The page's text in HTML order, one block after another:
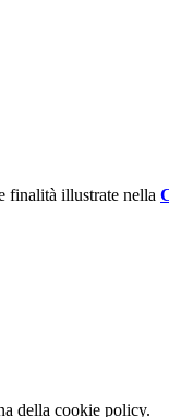
finalità illustrate nella
della cookie policy.